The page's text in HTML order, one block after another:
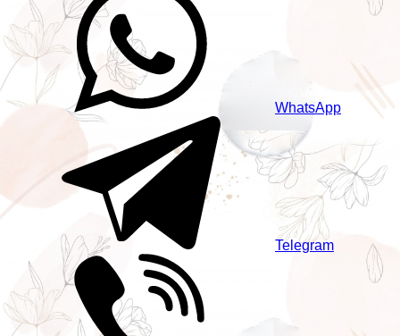
WhatsApp
Telegram